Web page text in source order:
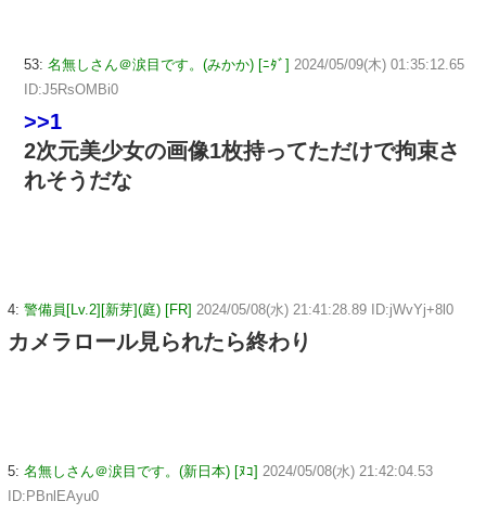
53: 名無しさん＠涙目です。(みかか) [ﾆﾀﾞ] 2024/05/09(木) 01:35:12.65
ID:J5RsOMBi0
>>1
2次元美少女の画像1枚持ってただけで拘束さ
れそうだな
4: 警備員[Lv.2][新芽](庭) [FR] 2024/05/08(水) 21:41:28.89 ID:jWvYj+8l0
カメラロール見られたら終わり
5: 名無しさん＠涙目です。(新日本) [ﾇｺ] 2024/05/08(水) 21:42:04.53
ID:PBnlEAyu0